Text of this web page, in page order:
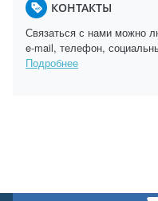
КОНТАКТЫ
Связаться с нами можно
e-mail, телефон,
Подробнее